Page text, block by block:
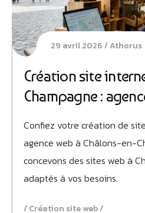
29 avril 2026 Athorus
Création site
Champagne :
Confiez votre création de
agence web à Châlons-en-
concevons des sites web à
adaptés à vos besoins.
Création site web